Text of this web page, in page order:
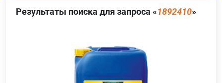
Результаты поиска для запроса «1892410»